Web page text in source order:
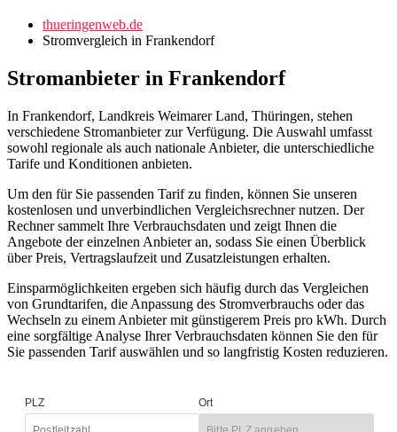
thueringenweb.de
Stromvergleich in Frankendorf
Stromanbieter in Frankendorf
In Frankendorf, Landkreis Weimarer Land, Thüringen, stehen
verschiedene Stromanbieter zur Verfügung. Die Auswahl umfasst
sowohl regionale als auch nationale Anbieter, die unterschiedliche
Tarife und Konditionen anbieten.
Um den für Sie passenden Tarif zu finden, können Sie unseren
kostenlosen und unverbindlichen Vergleichsrechner nutzen. Der
Rechner sammelt Ihre Verbrauchsdaten und zeigt Ihnen die
Angebote der einzelnen Anbieter an, sodass Sie einen Überblick
über Preis, Vertragslaufzeit und Zusatzleistungen erhalten.
Einsparmöglichkeiten ergeben sich häufig durch das Vergleichen
von Grundtarifen, die Anpassung des Stromverbrauchs oder das
Wechseln zu einem Anbieter mit günstigerem Preis pro kWh. Durch
eine sorgfältige Analyse Ihrer Verbrauchsdaten können Sie den für
Sie passenden Tarif auswählen und so langfristig Kosten reduzieren.